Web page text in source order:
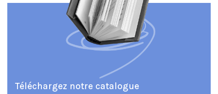
Téléchargez notre catalogue